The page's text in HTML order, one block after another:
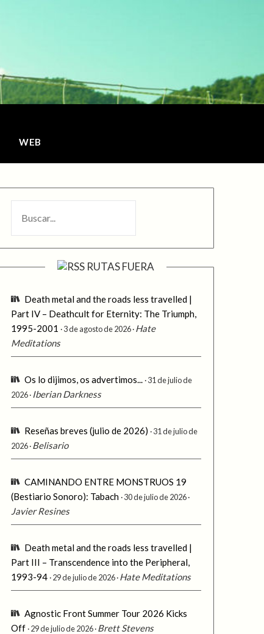
WEB
RUTAS FUERA
Death metal and the roads less travelled |
Part IV – Deathcult for Eternity: The Triumph,
1995-2001
3 de agosto de 2026 Hate
Meditations
Os lo dijimos, os advertimos... 31 de julio de
2026 Iberian Darkness
Reseñas breves (julio de 2026)
31 de julio de
2026 Belisario
CAMINANDO ENTRE MONSTRUOS 19
(Bestiario Sonoro): Tabach 30 de julio de 2026
Javier Resines
Death metal and the roads less travelled |
Part III – Transcendence into the Peripheral,
1993-94 29 de julio de 2026 Hate Meditations
Agnostic Front Summer Tour 2026 Kicks
Off 29 de julio de 2026 Brett Stevens